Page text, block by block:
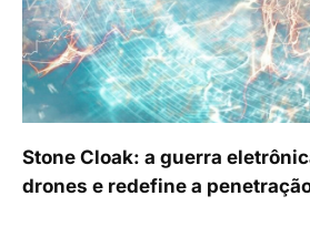
Stone Cloak: a guerra
drones e redefine a